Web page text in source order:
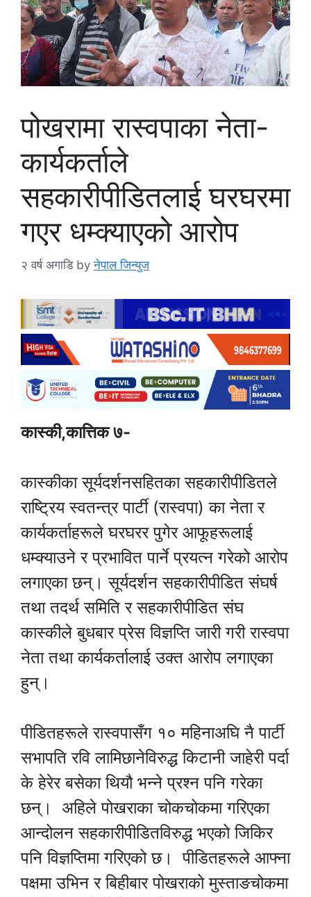
पोखरामा रास्वपाका नेता-
कार्यकर्ताले
सहकारीपीडितलाई घरघरमा
गएर धम्क्याएको आरोप
२ वर्ष अगाडि byनेपाल जिन्युज
कास्की,कात्तिक ७-
कास्कीका सूर्यदर्शनसहितका सहकारीपीडितले
राष्ट्रिय स्वतन्त्र पार्टी (रास्वपा) का नेता र
कार्यकर्ताहरूले घरघरर पुगेर आफूहरूलाई
धम्क्याउने र प्रभावित पार्ने प्रयत्न गरेको आरोप
लगाएका छन्। सूर्यदर्शन सहकारीपीडित संघर्ष
तथा तदर्थ समिति र सहकारीपीडित संघ
कास्कीले बुधबार प्रेस विज्ञप्ति जारी गरी रास्वपा
नेता तथा कार्यकर्तालाई उक्त आरोप लगाएका
हुन्।
पीडितहरूले रास्वपासँग १० महिनाअघि नै पार्टी
सभापति रवि लामिछानेविरुद्ध किटानी जाहेरी पर्दा
के हेरेर बसेका थियौ भन्ने प्रश्न पनि गरेका
छन्। अहिले पोखराका चोकचोकमा गरिएका
आन्दोलन सहकारीपीडितविरुद्ध भएको जिकिर
पनि विज्ञप्तिमा गरिएको छ। पीडितहरूले आफ्ना
पक्षमा उभिन र बिहीबार पोखराको मुस्ताङचोकमा